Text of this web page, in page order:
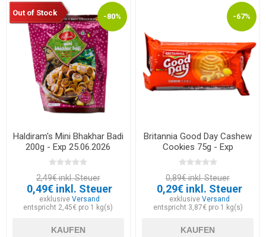
-80%
Out of Stock
Haldiram's Mini Bhakhar Badi
200g - Exp 25.06.2026
2,49€ inkl. Steuer
0,49€ inkl. Steuer
exklusiveVersand
entspricht 2,45€ pro 1 kg(s)
KAUFEN
-67%
Britannia Good Day Cashew
Cookies 75g - Exp
23.08.2026
0,89€ inkl. Steuer
0,29€ inkl. Steuer
exklusive Versand
entspricht 3,87€ pro 1 kg(s)
KAUFEN